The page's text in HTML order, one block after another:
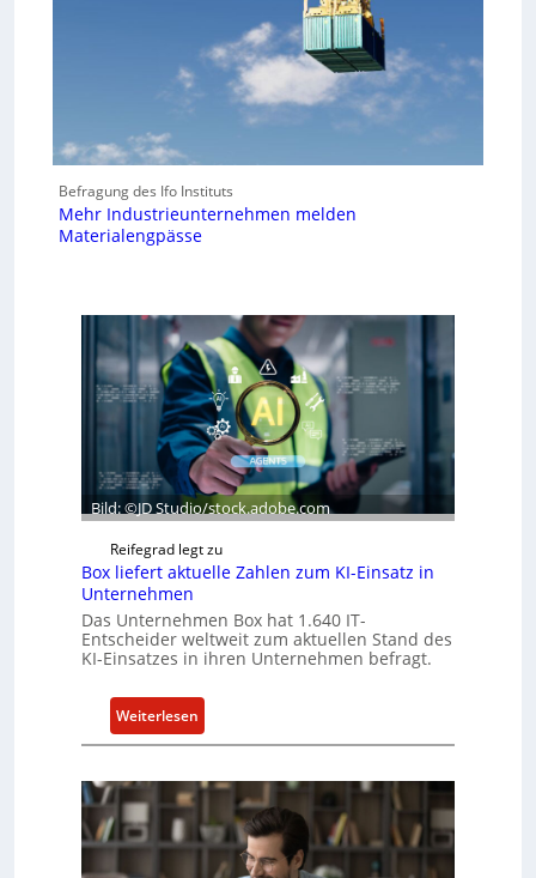
Befragung des Ifo Instituts
Mehr Industrieunternehmen melden
Materialengpässe
Bild: ©JD Studio/stock.adobe.com
Reifegrad legt zu
Box liefert aktuelle Zahlen zum KI-Einsatz in
Unternehmen
Das Unternehmen Box hat 1.640 IT-
Entscheider weltweit zum aktuellen Stand des
KI-Einsatzes in ihren Unternehmen befragt.
Weiterlesen:
B
x
i